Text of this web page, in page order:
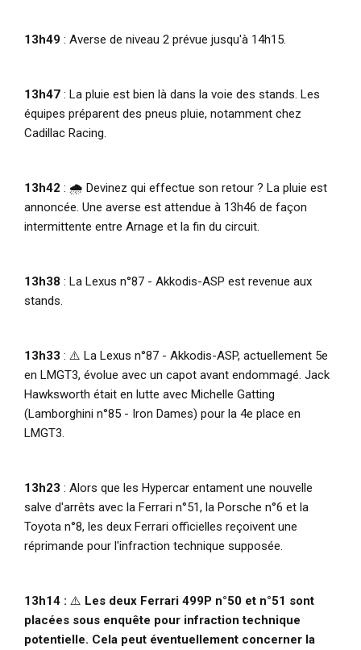
13h49 : Averse de niveau 2 prévue jusqu'à 14h15.
13h47 : La pluie est bien là dans la voie des stands. Les
équipes préparent des pneus pluie, notamment chez
Cadillac Racing.
13h42 : 🌧️ Devinez qui effectue son retour ? La pluie est
annoncée. Une averse est attendue à 13h46 de façon
intermittente entre Arnage et la fin du circuit.
13h38 : La Lexus n°87 - Akkodis-ASP est revenue aux
stands.
13h33 : ⚠️ La Lexus n°87 - Akkodis-ASP, actuellement 5e
en LMGT3, évolue avec un capot avant endommagé. Jack
Hawksworth était en lutte avec Michelle Gatting
(Lamborghini n°85 - Iron Dames) pour la 4e place en
LMGT3.
13h23 : Alors que les Hypercar entament une nouvelle
salve d'arrêts avec la Ferrari n°51, la Porsche n°6 et la
Toyota n°8, les deux Ferrari officielles reçoivent une
réprimande pour l'infraction technique supposée.
13h14 : ⚠️ Les deux Ferrari 499P n°50 et n°51 sont
placées sous enquête pour infraction technique
potentielle. Cela peut éventuellement concerner la